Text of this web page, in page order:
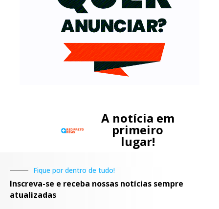
A notícia em
primeiro
lugar!
Fique por dentro de tudo!
Inscreva-se e receba nossas notícias sempre
atualizadas